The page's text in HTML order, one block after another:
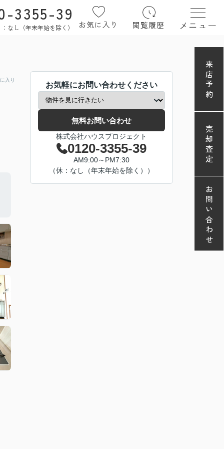
3355-39
なし（年末年始を除く） お気に入り 閲覧履歴 メニュー
入り
お気軽にお問い合わせください
無料お問い合わせ
株式会社ハウスプロジェクト
0120-3355-39
AM9:00～PM7:30
（休：なし（年末年始を除く））
来店予約
売却査定
お問い合わせ